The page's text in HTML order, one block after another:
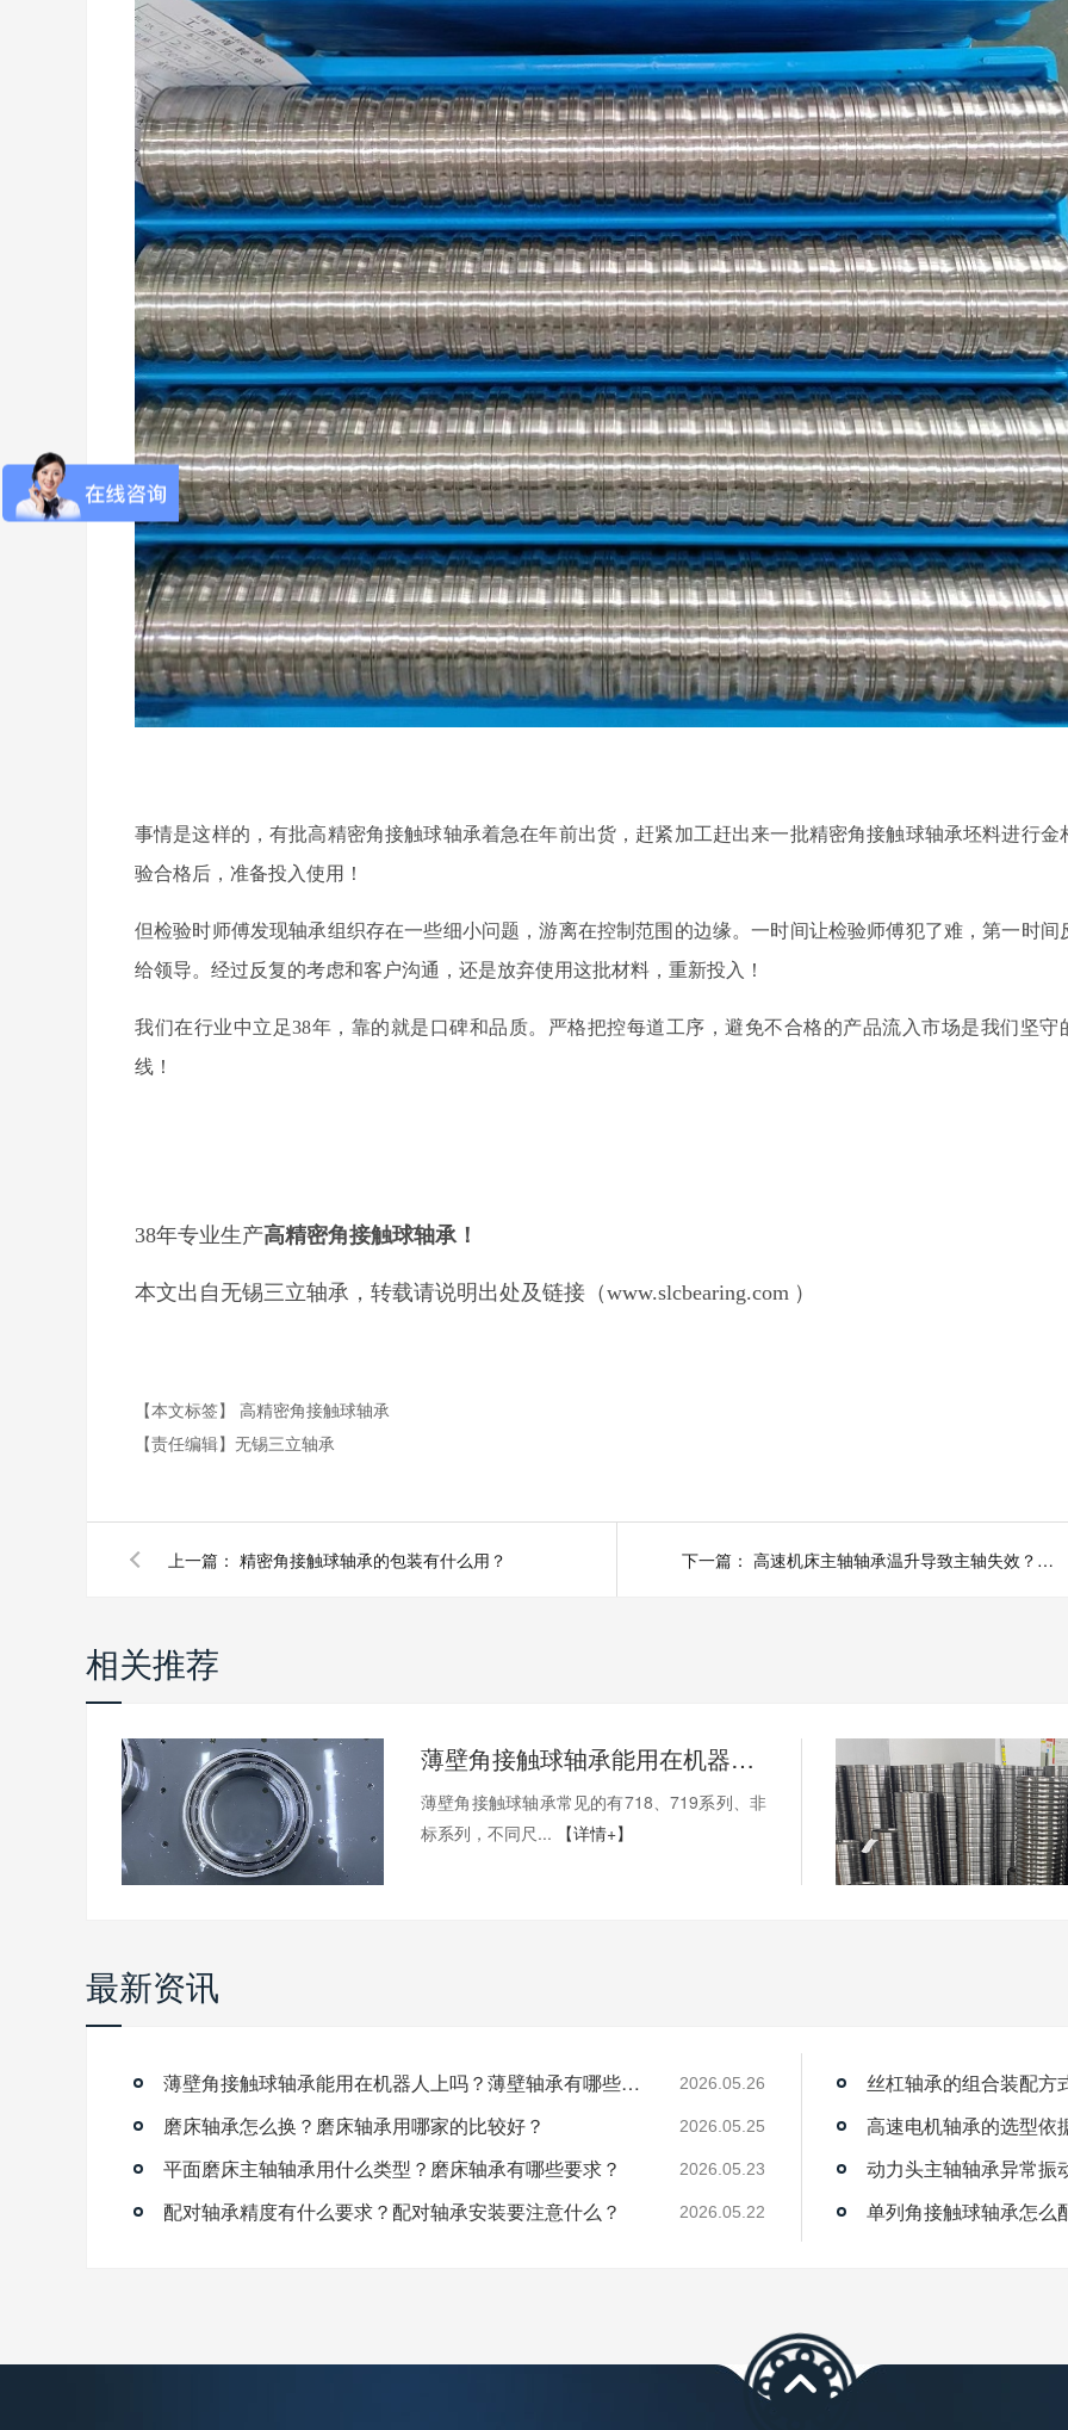
事情是这样的，有批高精密角接触球轴承着急在年前出货，赶紧加工赶出来一批精密角接触球轴承坯料进行金
验合格后，准备投入使用！
但检验时师傅发现轴承组织存在一些细小问题，游离在控制范围的边缘。一时间让检验师傅犯了难，第一时间
给领导。经过反复的考虑和客户沟通，还是放弃使用这批材料，重新投入！
我们在行业中立足38年，靠的就是口碑和品质。严格把控每道工序，避免不合格的产品流入市场是我们坚守
线！
38年专业生产高精密角接触球轴承！
本文出自无锡三立轴承， 转载请说明出处及链接（www.slcbearing.com ）
【本文标签】 高精密角接触球轴承
【责任编辑】 无锡三立轴承
上一篇： 精密角接触球轴承的包装有什么用？ 下一篇： 高速机床主轴轴承温升导致主轴失效？可能是你自己安装的原因！
相关推荐
薄壁角接触球轴承能用在机器人上吗？薄壁轴承有哪些优点？
薄壁角接触球轴承常见的有718、719系列、非
标系列，不同尺...
【详情+】
最新资讯
薄壁角接触球轴承能用在机器人上吗？薄壁轴承有哪些优点？ 2026.05.26
磨床轴承怎么换？磨床轴承用哪家的比较好？ 2026.05.25
平面磨床主轴轴承用什么类型？磨床轴承有哪些要求？ 2026.05.23
配对轴承精度有什么要求？配对轴承安装要注意什么？ 2026.05.22
丝杠轴承的组合装配方
高速电机轴承的选型依
动力头主轴轴承异常振
单列角接触球轴承怎么